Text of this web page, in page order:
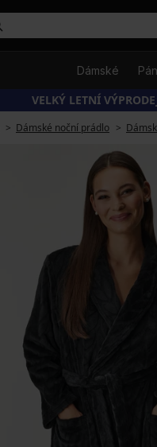
Dámské
VELKÝ LETNÍ
Dámské noční prádlo